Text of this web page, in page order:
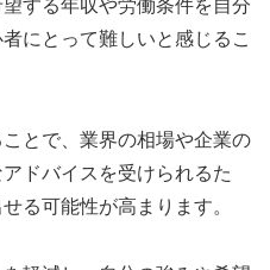
する年収や労働条件を自分
にとって難しいと感じるこ
とで、業界の相場や企業の
ドバイスを受けられるた
る可能性が高まります。